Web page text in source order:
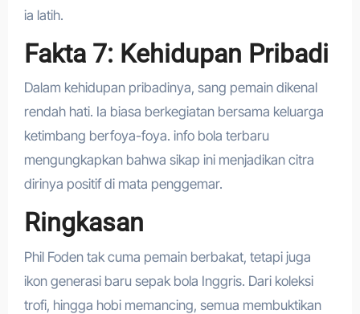
ia latih.
Fakta 7: Kehidupan Pribadi
Dalam kehidupan pribadinya, sang pemain dikenal
rendah hati. Ia biasa berkegiatan bersama keluarga
ketimbang berfoya-foya. info bola terbaru
mengungkapkan bahwa sikap ini menjadikan citra
dirinya positif di mata penggemar.
Ringkasan
Phil Foden tak cuma pemain berbakat, tetapi juga
ikon generasi baru sepak bola Inggris. Dari koleksi
trofi, hingga hobi memancing, semua membuktikan